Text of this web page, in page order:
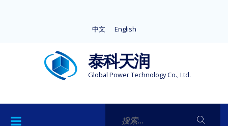
中文 English
泰科天润
Global Power Technology Co., Ltd.